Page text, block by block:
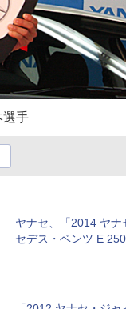
選手
ヤナセ、「2014 ヤ
セデス・ベンツ E